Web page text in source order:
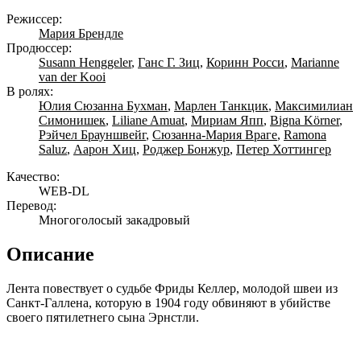
Режиссер:
Мария Брендле
Продюссер:
Susann Henggeler, Ганс Г. Зиц, Коринн Росси, Marianne
van der Kooi
В ролях:
Юлия Сюзанна Бухман, Марлен Танкцик, Максимилиан
Симонишек, Liliane Amuat, Мириам Япп, Bigna Körner,
Рэйчел Брауншвейг, Сюзанна-Мария Враге, Ramona
Saluz, Аарон Хиц, Роджер Бонжур, Петер Хоттингер
Качество:
WEB-DL
Перевод:
Многоголосый закадровый
Описание
Лента повествует о судьбе Фриды Келлер, молодой швеи из
Санкт-Галлена, которую в 1904 году обвиняют в убийстве
своего пятилетнего сына Эрнстли.